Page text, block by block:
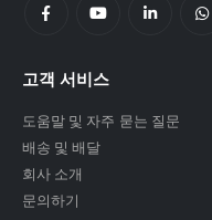
고객 서비스
도움말 및 자주 묻는 질문
배송 및 배달
회사 소개
문의하기